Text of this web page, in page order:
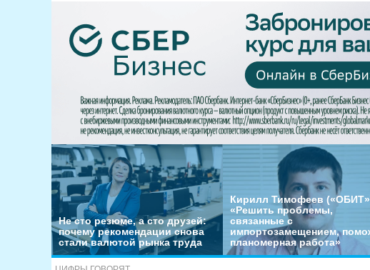
Не сто резюме, а сто друзей:
почему рекомендации снова
стали валютой рынка труда
Кирилл Тимофеев
«Решить проблемы,
связанные с
импортозамещением,
планомерная работа»